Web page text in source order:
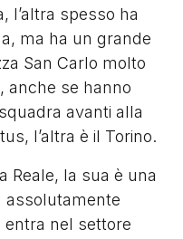
l’altra spesso ha
ma ha un grande
San Carlo molto
anche se hanno
avanti alla
l’altra è il Torino.
Reale, la sua è una
assolutamente
entra nel settore